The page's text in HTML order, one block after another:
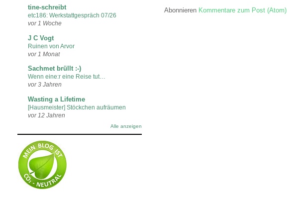
Abonnieren Kommentare zum Post (Atom)
tine-schreibt
etc186: Werkstattgespräch 07/26
vor 1 Woche
J C Vogt
Ruinen von Arvor
vor 1 Monat
Sachmet brüllt :-)
Wenn eine:r eine Reise tut…
vor 3 Jahren
Wasting a Lifetime
[Hausmeister] Stöckchen aufräumen
vor 12 Jahren
Alle anzeigen